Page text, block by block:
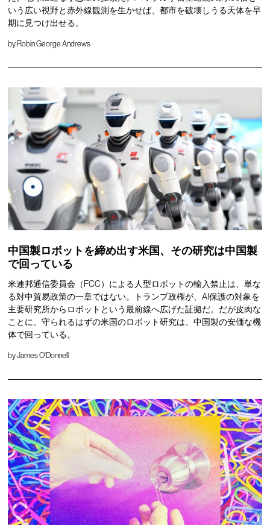
いう広い視野と赤外線観測を生かせば、都市を破壊しうる天体を早
期に見つけ出せる。
by Robin George Andrews
中国製ロボットを締め出す米国、その研究は中国製
で回っている
米連邦通信委員会（FCC）による人型ロボットの輸入禁止は、単な
る対中貿易政策の一章ではない。トランプ政権が、AI保護の対象を
主要研究所からロボットという最前線へ広げた証拠だ。だが皮肉な
ことに、守られるはずの米国のロボット研究は、中国製の安価な機
体で回っている。
byJames O'Donnell